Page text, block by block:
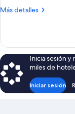
Más detalles
Más
familiar
Inicia sesión y
miles de
Iniciar sesión